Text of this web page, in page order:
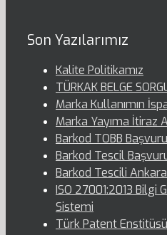
Son Yazılarımız
Kalite Politikamız
TÜRKAK BELGE
Marka Kullanımın
Marka Yayıma İtiraz
Barkod TOBB
Barkod Tescil
Barkod Tescili Ankara
ISO 27001:2013 Bilgi
Sistemi
Türk Patent